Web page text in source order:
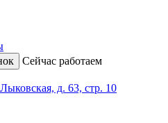
Сейчас работаем
д. 63, стр. 10